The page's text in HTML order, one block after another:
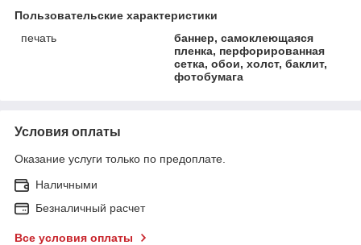
Пользовательские характеристики
печать
баннер, самоклеющаяся
пленка, перфорированная
сетка, обои, холст, баклит,
фотобумага
Условия оплаты
Оказание услуги только по предоплате.
Наличными
Безналичный расчет
Все условия оплаты